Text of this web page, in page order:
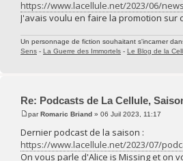
https://www.lacellule.net/2023/06/
J'avais voulu en faire la promotion sur
Un personnage de fiction souhaitant s'incarner
Sens - La Guerre des Immortels - Le Blog de la
Re: Podcasts de La Cellule,
parRomaric Briand » 06 Juil 2023, 11:17
Dernier podcast de la saison :
https://www.lacellule.net/2023/07/
On vous parle d'Alice is Missing et on